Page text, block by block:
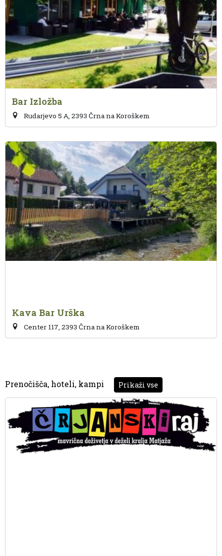
Bar Izložba
Rudarjevo 5 A, 2393 Črna na Koroškem
Kava Bar Urška
Center 117, 2393 Črna na Koroškem
Prenočišča, hoteli, kampi Prikaži vse